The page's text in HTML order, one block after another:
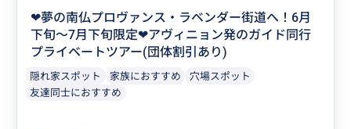
❤︎夢の南仏プロヴァンス・ラベンダー街道へ！6月
下旬〜7月下旬限定❤︎アヴィニョン発のガイド同行
プライベートツアー(団体割引あり)
隠れ家スポット 家族におすすめ
穴場スポット
友達同士におすすめ